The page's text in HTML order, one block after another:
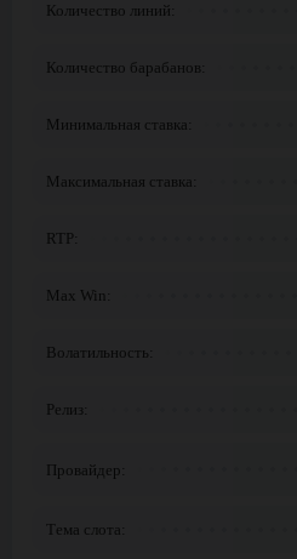
Количество линий:
Количество барабанов:
Минимальная ставка:
Максимальная ставка:
RTP:
Max Win:
Волатильность:
Релиз:
Провайдер:
Тема слота: